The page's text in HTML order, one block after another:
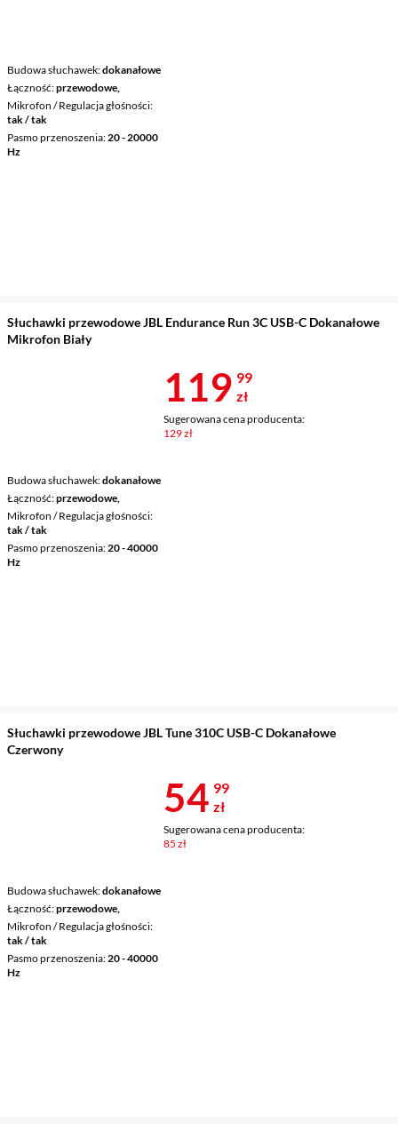
Budowa słuchawek dokanałowe
Łączność przewodowe,
Mikrofon / Regulacja głośności
tak / tak
Pasmo przenoszenia 20 - 20000
Hz
Słuchawki przewodowe JBL Endurance Run 3C USB-C Dokanałowe
Mikrofon Biały
Budowa słuchawek dokanałowe
Łączność przewodowe,
Mikrofon / Regulacja głośności
tak / tak
Pasmo przenoszenia 20 - 40000
Hz
Cena 119,99
119 99
zł
Sugerowana cena producenta:
129 zł
Słuchawki przewodowe JBL Tune 310C USB-C Dokanałowe
Czerwony
Budowa słuchawek dokanałowe
Łączność przewodowe,
Mikrofon / Regulacja głośności
tak / tak
Pasmo przenoszenia 20 - 40000
Hz
Cena 54,99
54 99
zł
Sugerowana cena producenta:
85 zł